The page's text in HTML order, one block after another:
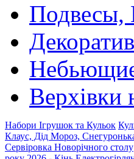
Подвесы,
Верхівки
Набори Ігрушок та Кульок
Клаус, Дід Мороз,
Сервіровка Новорічного столу